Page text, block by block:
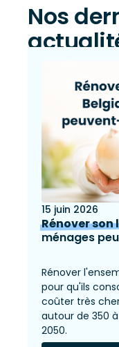
Nos
15 juin 2026
Rénover
ménages
Rénover
pour qu'ils
coûter très
autour de 350
2050.